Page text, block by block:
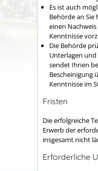
Es ist auch
Behörde an
einen
Kenntnisse
Die Behörde
Unterlagen
sendet Ihnen
Bescheinigung
Kenntnisse im
Fristen
Die erfolgreiche
Erwerb der
insgesamt nicht
Erforderliche